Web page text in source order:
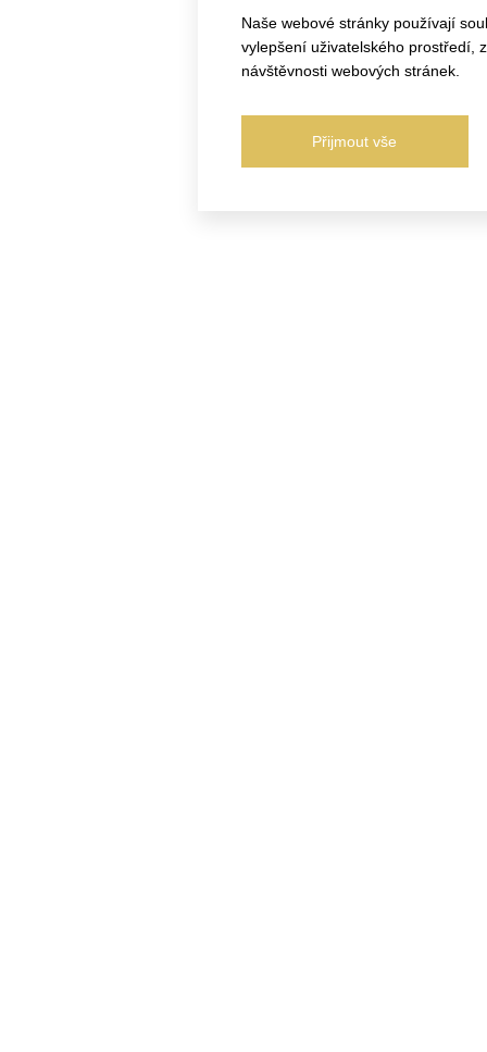
Naše webové stránky používají
vylepšení uživatelského prostředí,
návštěvnosti webových stránek.
Přijmout vše